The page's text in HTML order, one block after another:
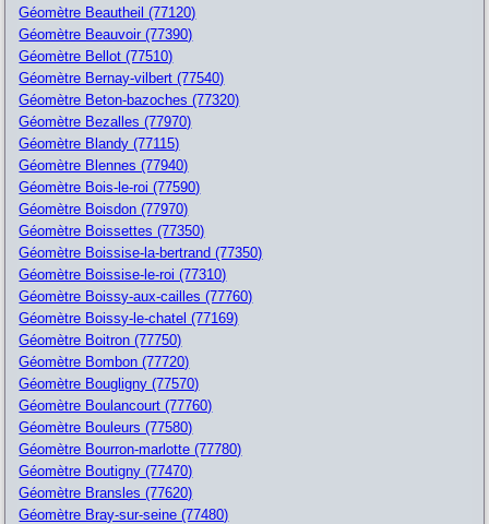
Géomètre Beautheil (77120)
Géomètre Beauvoir (77390)
Géomètre Bellot (77510)
Géomètre Bernay-vilbert (77540)
Géomètre Beton-bazoches (77320)
Géomètre Bezalles (77970)
Géomètre Blandy (77115)
Géomètre Blennes (77940)
Géomètre Bois-le-roi (77590)
Géomètre Boisdon (77970)
Géomètre Boissettes (77350)
Géomètre Boissise-la-bertrand (77350)
Géomètre Boissise-le-roi (77310)
Géomètre Boissy-aux-cailles (77760)
Géomètre Boissy-le-chatel (77169)
Géomètre Boitron (77750)
Géomètre Bombon (77720)
Géomètre Bougligny (77570)
Géomètre Boulancourt (77760)
Géomètre Bouleurs (77580)
Géomètre Bourron-marlotte (77780)
Géomètre Boutigny (77470)
Géomètre Bransles (77620)
Géomètre Bray-sur-seine (77480)